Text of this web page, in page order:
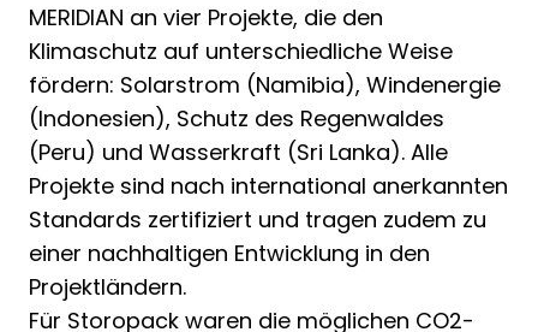
MERIDIAN an vier Projekte, die den
Klimaschutz auf unterschiedliche Weise
fördern: Solarstrom (Namibia), Windenergie
(Indonesien), Schutz des Regenwaldes
(Peru) und Wasserkraft (Sri Lanka). Alle
Projekte sind nach international anerkannten
Standards zertifiziert und tragen zudem zu
einer nachhaltigen Entwicklung in den
Projektländern.
Für Storopack waren die möglichen CO2-